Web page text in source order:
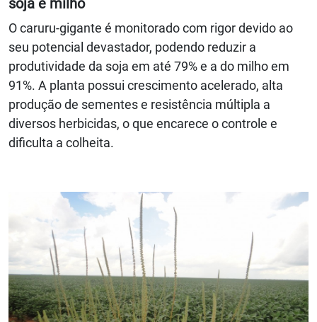
soja e milho
O caruru-gigante é monitorado com rigor devido ao
seu potencial devastador, podendo reduzir a
produtividade da soja em até 79% e a do milho em
91%. A planta possui crescimento acelerado, alta
produção de sementes e resistência múltipla a
diversos herbicidas, o que encarece o controle e
dificulta a colheita.